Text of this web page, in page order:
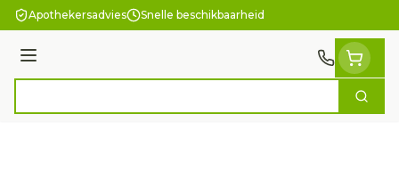
Ga naar de inhoud
Apothekersadvies Snelle beschikbaarheid
Menu
Zoek